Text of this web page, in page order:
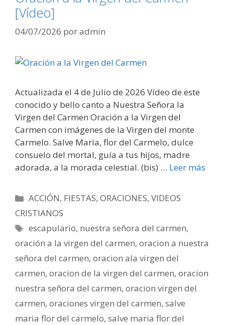
[Vídeo]
04/07/2026 poradmin
Actualizada el 4 de Julio de 2026 Vídeo de este
conocido y bello canto a Nuestra Señora la
Virgen del Carmen Oración a la Virgen del
Carmen con imágenes de la Virgen del monte
Carmelo. Salve María, flor del Carmelo, dulce
consuelo del mortal, guía a tus hijos, madre
adorada, a la morada celestial. (bis) … Leer más
Categorías
ACCIÓN, FIESTAS,ORACIONES,VIDEOS
CRISTIANOS
Etiquetas
escapulario, nuestra señora del carmen,
oración a la virgen del carmen, oracion a nuestra
señora del carmen, oracion ala virgen del
carmen, oracion de la virgen del carmen, oracion
nuestra señora del carmen, oracion virgen del
carmen, oraciones virgen del carmen, salve
maria flor del carmelo, salve maria flor del